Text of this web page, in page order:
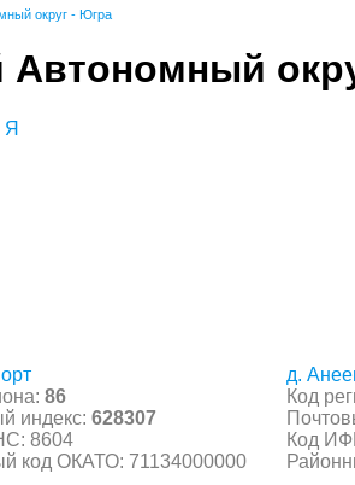
округ - Югра
Я
86
индекс: 628307
8604
код ОКАТО: 71134000000
д.
Код
Код